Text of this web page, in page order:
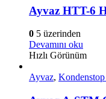
Ayvaz HTT-6
0 5 üzerinden
Devamını oku
Hızlı Görünüm
Ayvaz,